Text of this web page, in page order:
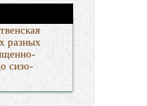
разных
сизо-